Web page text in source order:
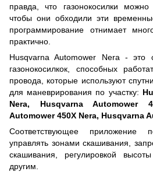
правда, что газонокосилки можно
чтобы они обходили эти
программирование отнимает
практично.
Husqvarna Automower Nera - это
газонокосилкок, способных
провода, которые используют
для маневрирования по участку:
Nera, Husqvarna Automower
Automower 450X Nera, Husqvarna
Соответствующее приложение
управлять зонами скашивания,
скашивания, регулировкой
другим.